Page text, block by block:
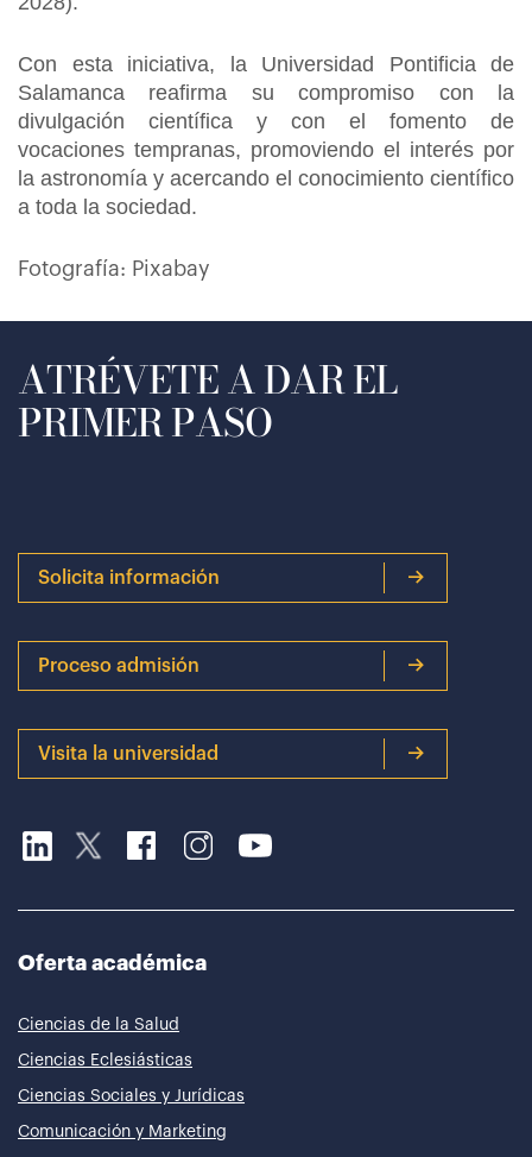
Con esta iniciativa, la Universidad Pontificia de
Salamanca reafirma su compromiso con la
divulgación científica y con el fomento de
vocaciones tempranas, promoviendo el interés por
la astronomía y acercando el conocimiento científico
a toda la sociedad.
Fotografía: Pixabay
ATRÉVETE A DAR EL
PRIMER PASO
Solicita información
Proceso admisión
Visita la universidad
Oferta académica
Ciencias de la Salud
Ciencias Eclesiásticas
Ciencias Sociales y Jurídicas
Comunicación y Marketing